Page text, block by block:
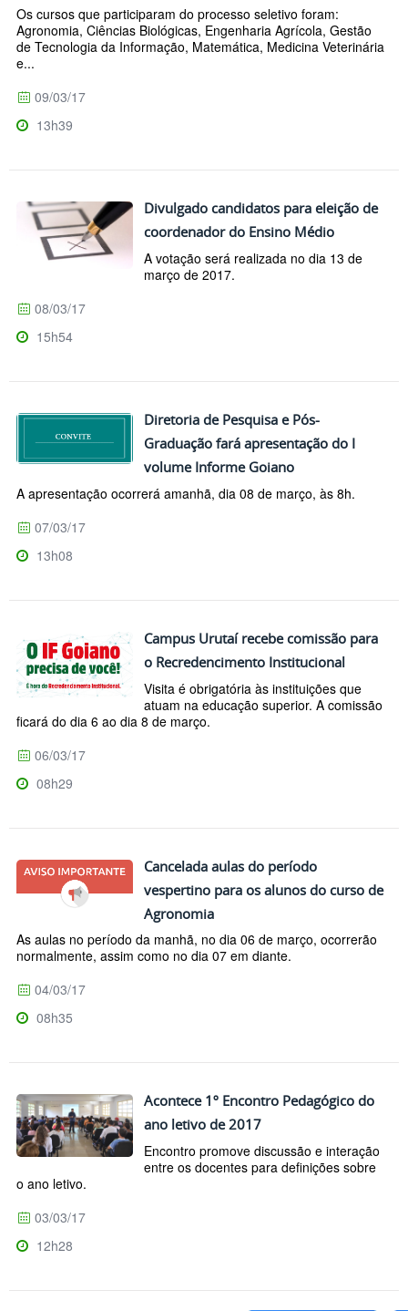
Os cursos que participaram do processo seletivo foram:
Agronomia, Ciências Biológicas, Engenharia Agrícola, Gestão
de Tecnologia da Informação, Matemática, Medicina Veterinária
e...
09/03/17
13h39
Divulgado candidatos para eleição de
coordenador do Ensino Médio
A votação será realizada no dia 13 de
março de 2017.
08/03/17
15h54
Diretoria de Pesquisa e Pós-
Graduação fará apresentação do I
volume Informe Goiano
A apresentação ocorrerá amanhã, dia 08 de março, às 8h.
07/03/17
13h08
Campus Urutaí recebe comissão para
o Recredencimento Institucional
Visita é obrigatória às instituições que
atuam na educação superior. A comissão
ficará do dia 6 ao dia 8 de março.
06/03/17
08h29
Cancelada aulas do período
vespertino para os alunos do curso de
Agronomia
As aulas no período da manhã, no dia 06 de março, ocorrerão
normalmente, assim como no dia 07 em diante.
04/03/17
08h35
Acontece 1º Encontro Pedagógico do
ano letivo de 2017
Encontro promove discussão e interação
entre os docentes para definições sobre
o ano letivo.
03/03/17
12h28